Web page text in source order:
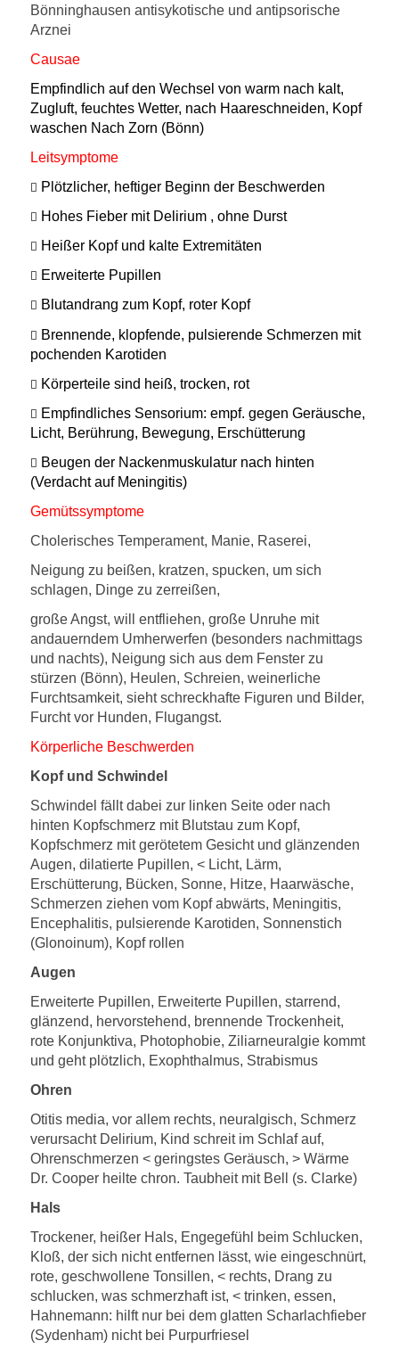
Bönninghausen antisykotische und antipsorische
Arznei
Causae
Empfindlich auf den Wechsel von warm nach kalt,
Zugluft, feuchtes Wetter, nach Haareschneiden, Kopf
waschen Nach Zorn (Bönn)
Leitsymptome
 Plötzlicher, heftiger Beginn der Beschwerden
 Hohes Fieber mit Delirium , ohne Durst
 Heißer Kopf und kalte Extremitäten
 Erweiterte Pupillen
 Blutandrang zum Kopf, roter Kopf
 Brennende, klopfende, pulsierende Schmerzen mit
pochenden Karotiden
 Körperteile sind heiß, trocken, rot
 Empfindliches Sensorium: empf. gegen Geräusche,
Licht, Berührung, Bewegung, Erschütterung
 Beugen der Nackenmuskulatur nach hinten
(Verdacht auf Meningitis)
Gemütssymptome
Cholerisches Temperament, Manie, Raserei,
Neigung zu beißen, kratzen, spucken, um sich
schlagen, Dinge zu zerreißen,
große Angst, will entfliehen, große Unruhe mit
andauerndem Umherwerfen (besonders nachmittags
und nachts), Neigung sich aus dem Fenster zu
stürzen (Bönn), Heulen, Schreien, weinerliche
Furchtsamkeit, sieht schreckhafte Figuren und Bilder,
Furcht vor Hunden, Flugangst.
Körperliche Beschwerden
Kopf und Schwindel
Schwindel fällt dabei zur linken Seite oder nach
hinten Kopfschmerz mit Blutstau zum Kopf,
Kopfschmerz mit gerötetem Gesicht und glänzenden
Augen, dilatierte Pupillen, < Licht, Lärm,
Erschütterung, Bücken, Sonne, Hitze, Haarwäsche,
Schmerzen ziehen vom Kopf abwärts, Meningitis,
Encephalitis, pulsierende Karotiden, Sonnenstich
(Glonoinum), Kopf rollen
Augen
Erweiterte Pupillen, Erweiterte Pupillen, starrend,
glänzend, hervorstehend, brennende Trockenheit,
rote Konjunktiva, Photophobie, Ziliarneuralgie kommt
und geht plötzlich, Exophthalmus, Strabismus
Ohren
Otitis media, vor allem rechts, neuralgisch, Schmerz
verursacht Delirium, Kind schreit im Schlaf auf,
Ohrenschmerzen < geringstes Geräusch, > Wärme
Dr. Cooper heilte chron. Taubheit mit Bell (s. Clarke)
Hals
Trockener, heißer Hals, Engegefühl beim Schlucken,
Kloß, der sich nicht entfernen lässt, wie eingeschnürt,
rote, geschwollene Tonsillen, < rechts, Drang zu
schlucken, was schmerzhaft ist, < trinken, essen,
Hahnemann: hilft nur bei dem glatten Scharlachfieber
(Sydenham) nicht bei Purpurfriesel